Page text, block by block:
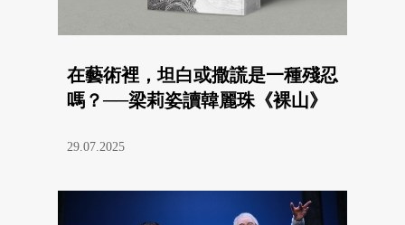
在藝術裡，坦白或撒謊是一種殘忍
嗎？──梁莉姿讀韓麗珠《裸山》
29.07.2025